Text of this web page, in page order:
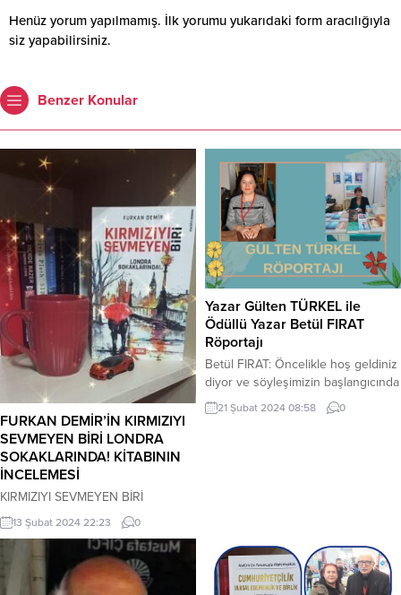
Henüz yorum yapılmamış. İlk yorumu yukarıdaki form aracılığıyla
siz yapabilirsiniz.
Benzer Konular
FURKAN DEMİR’İN KIRMIZIYI
SEVMEYEN BİRİ LONDRA
SOKAKLARINDA! KİTABININ
İNCELEMESİ
KIRMIZIYI SEVMEYEN BİRİ
LONDRA SOKAKLARINDA!
FURKAN DEMİR 208 SAYFA Sunter
ormanları Adams Park Stadyumu
yakınında bulunan, vahşice
öldürülmüş bir ceset. Cinayet
13 Şubat 2024 22:23 0
Yazar Gülten TÜRKEL ile
Ödüllü Yazar Betül FIRAT
Röportajı
Betül FIRAT: Öncelikle hoş geldiniz
diyor ve söyleşimizin başlangıcında
bir iki cümleyle sizi tanımak
istiyoruz. Gülten Türkel kimdir?
duyan bir insanım. Ankara
Üniversitesi’nden mezun
olduktan...
21 Şubat 2024 08:58 0